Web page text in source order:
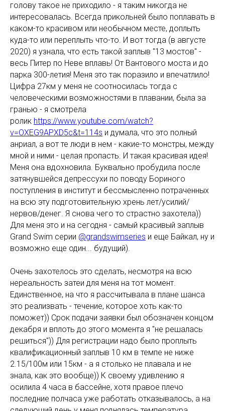
голову такое не приходило - я таким никогда не
интересовалась. Всегда прикольней было поплавать в
каком-то красивом или необычном месте, доплыть
куда-то или переплыть что-то. И вот тогда (в августе
2020) я узнала, что есть такой заплыв "13 мостов" -
весь Питер по Неве вплавь! От Вантового моста и до
парка 300-летия! Меня это так поразило и впечатлило!
Цифра 27км у меня не соотносилась тогда с
человеческими возможностями в плавании, была за
гранью - я смотрела
ролик https://www.youtube.com/watch?
v=OXEG9APXD5c&t=114s и думала, что это полный
анриал, а вот те люди в нем - какие-то монстры, между
мной и ними - целая пропасть. И такая красивая идея!
Меня она вдохновила. Буквально пробудила после
затянувшейся депрессухи по поводу Бориного
поступления в институт и бессмысленно потраченных
на всю эту подготовительную хрень лет/усилий/
нервов/денег. Я снова чего то страстно захотела))
Для меня это и на сегодня - самый красивый заплыв
Grand Swim серии @grandswimseries и еще Байкал, ну и
возможно еще один... будущий).
Очень захотелось это сделать, несмотря на всю
нереальность затеи для меня на тот момент.
Единственное, на что я рассчитывала в плане шанса
это реализвать - течение, которое хоть как-то
поможет)) Срок подачи заявки был обозначен концом
декабря и вплоть до этого момента я "не решалась
решиться")) Для регистрации надо было проплыть
квалификационный заплыв 10 км в темпе не ниже
2.15/100м или 15км - а я столько не плавала и не
знала, как это вообще)) К своему удивлению я
осилила 4 часа в бассейне, хотя правое плечо
последние полчаса уже работать отказывалось, а на